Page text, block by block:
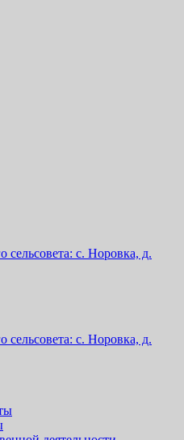
сельсовета: с. Норовка, д.
сельсовета: с. Норовка, д.